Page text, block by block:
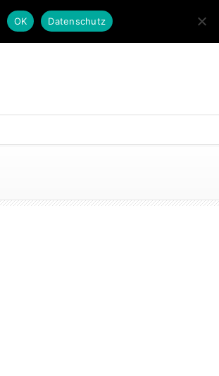
OK Datenschutz